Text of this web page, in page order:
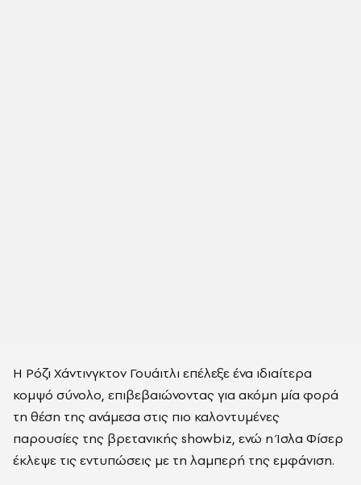
Η Ρόζι Χάντινγκτον Γουάιτλι επέλεξε ένα ιδιαίτερα
κομψό σύνολο, επιβεβαιώνοντας για ακόμη μία φορά
τη θέση της ανάμεσα στις πιο καλοντυμένες
παρουσίες της βρετανικής showbiz, ενώ η Ίσλα Φίσερ
έκλεψε τις εντυπώσεις με τη λαμπερή της εμφάνιση.